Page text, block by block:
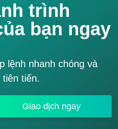
trình
bạn ngay
lệnh nhanh chóng và
tiến.
Giao dịch ngay